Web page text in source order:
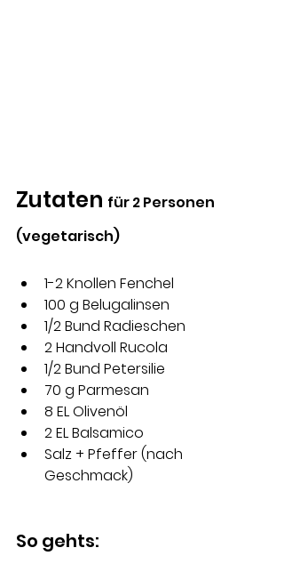
Zutaten für 2 Personen
(vegetarisch)
1-2 Knollen Fenchel
100 g Belugalinsen
1/2 Bund Radieschen
2 Handvoll Rucola
1/2 Bund Petersilie
70 g Parmesan
8 EL Olivenöl
2 EL Balsamico
Salz + Pfeffer (nach
Geschmack)
So gehts: